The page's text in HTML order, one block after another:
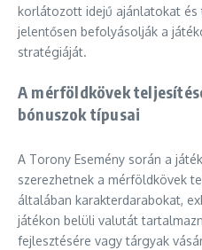
korlátozott idejű ajánlatokat és
jelentősen befolyásolják a
stratégiáját.
A mérföldkövek
bónuszok típusai
A Torony Esemény során a
szerezhetnek a mérföldkövek
általában karakterdarabokat,
játékon belüli valutát
fejlesztésére vagy tárgyak